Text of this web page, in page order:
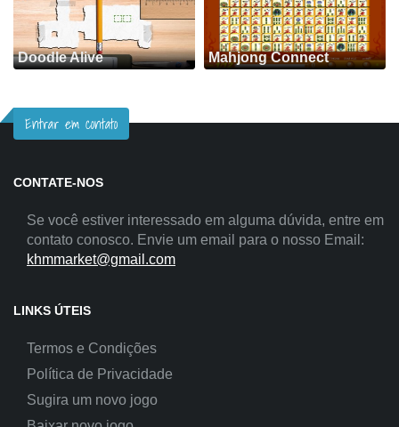
Doodle Alive Mahjong Connect
Entrar em contato
CONTATE-NOS
Se você estiver interessado em alguma dúvida, entre em
contato conosco. Envie um email para o nosso Email:
khmmarket@gmail.com
LINKS ÚTEIS
Termos e Condições
Política de Privacidade
Sugira um novo jogo